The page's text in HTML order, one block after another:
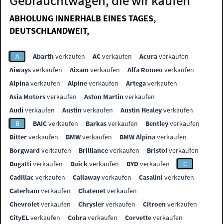
ABHOLUNG INNERHALB EINES TAGES,
DEUTSCHLANDWEIT,
A Abarthverkaufen ACverkaufen Acuraverkaufen
Aiwaysverkaufen Aixamverkaufen Alfa Romeoverkaufen
Alpinaverkaufen Alpineverkaufen Artegaverkaufen
Asia Motorsverkaufen Aston Martinverkaufen
Audi verkaufen Austinverkaufen Austin Healeyverkaufen
B
BAICverkaufen Barkasverkaufen Bentleyverkaufen
Bitterverkaufen BMWverkaufen BMW Alpinaverkaufen
Borgwardverkaufen Brillianceverkaufen Bristolverkaufen
Bugatti verkaufen Buickverkaufen BYDverkaufen
C
Cadillac verkaufen Callawayverkaufen Casalini verkaufen
Caterhamverkaufen Chatenetverkaufen
Chevroletverkaufen Chryslerverkaufen Citroenverkaufen
CityELverkaufen Cobraverkaufen Corvetteverkaufen